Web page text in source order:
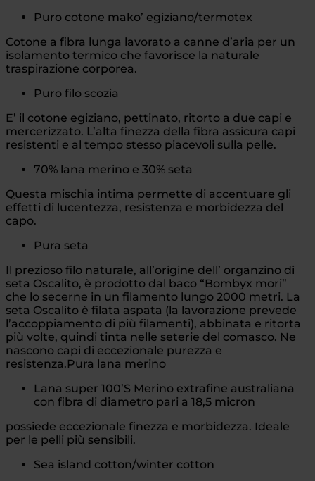
Puro cotone mako’ egiziano/termotex
Cotone a fibra lunga lavorato a canne d’aria per un
isolamento termico che favorisce la naturale
traspirazione corporea.
Puro filo scozia
E’ il cotone egiziano, pettinato, ritorto a due capi e
mercerizzato. L’alta finezza della fibra assicura capi
resistenti e al tempo stesso piacevoli sulla pelle.
70% lana merino e 30% seta
Questa mischia intima permette di accentuare gli
effetti di lucentezza, resistenza e morbidezza del
capo.
Pura seta
Il prezioso filo naturale, all’origine dell’ organzino di
seta Oscalito, è prodotto dal baco “Bombyx mori”
che lo secerne in un filamento lungo 2000 metri. La
seta Oscalito è filata aspata (la lavorazione prevede
l’accoppiamento di più filamenti), abbinata e ritorta
più volte, quindi tinta nelle seterie del comasco. Ne
nascono capi di eccezionale purezza e
resistenza.Pura lana merino
Lana super 100’S Merino extrafine australiana
con fibra di diametro pari a 18,5 micron
possiede eccezionale finezza e morbidezza. Ideale
per le pelli più sensibili.
Sea island cotton/winter cotton